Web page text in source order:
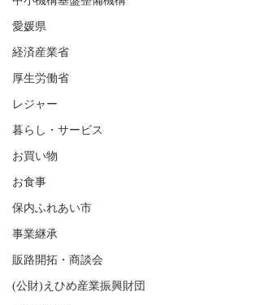
愛媛県
経済産業省
厚生労働省
レジャー
暮らし・サービス
お買い物
お食事
保内ふれあい市
事業継承
販路開拓・商談会
(公財)えひめ産業振興財団